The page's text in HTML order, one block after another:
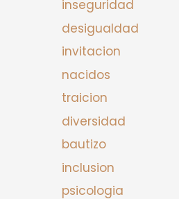
inseguridad
desigualdad
invitacion
nacidos
traicion
diversidad
bautizo
inclusion
psicologia